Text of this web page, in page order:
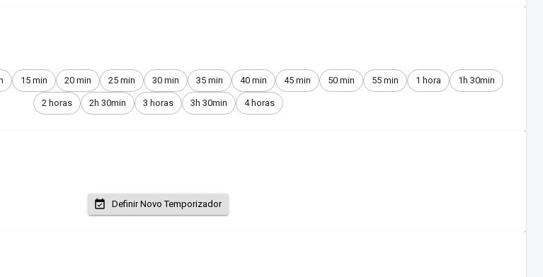
15 min 20 min 25 min 30 min 35 min 40 min 45 min 50 min 55 min 1 hora 1h 30min
2 horas 2h 30min 3 horas 3h 30min 4 horas
Definir Novo Temporizador